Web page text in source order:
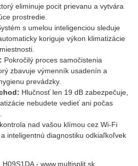
eliminuje pocit prievanu a vytvára
prostredie.
s umelou inteligenciou sleduje
koriguje výkon klimatizácie
Pokročilý proces samočistenia
zbavuje výmenník usadenín a
prevádzky.
Hlučnosť len 19 dB zabezpečuje,
nebudete vedieť ani počas
nad vašou klímou cez Wi-Fi
inteligentnú diagnostiku odkiaľkoľvek